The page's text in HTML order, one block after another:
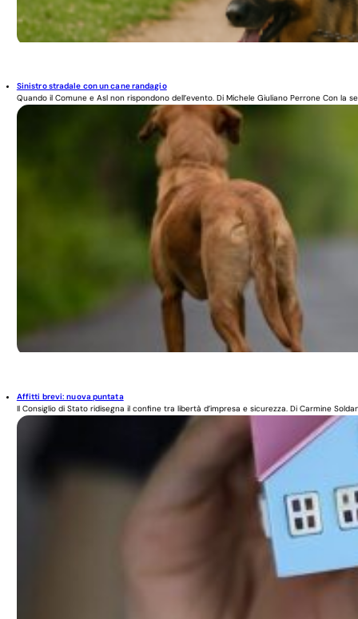
Sinistro stradale con un cane randagio
Quando il Comune e Asl non rispondono dell’evento. Di Michele Giuliano Perrone Con la
Affitti brevi: nuova puntata
Il Consiglio di Stato ridisegna il confine tra libertà d’impresa e sicurezza. Di Carmine